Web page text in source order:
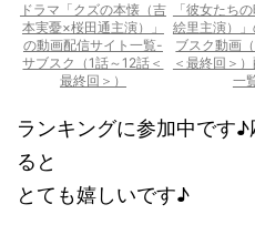
ドラマ「クズの本懐（吉
本実憂×桜田通主演）」
の動画配信サイト一覧-
サブスク（1話～12話＜
最終回＞）
「彼女たち
絵里主演）
ブスク動画
＜最終回＞
一
ランキングに参加中です
ると
とても嬉しいです♪